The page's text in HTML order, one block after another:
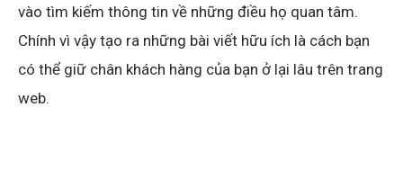
vào tìm kiếm thông tin về những điều họ quan tâm.
Chính vì vậy tạo ra những bài viết hữu ích là cách bạn
có thể giữ chân khách hàng của bạn ở lại lâu trên trang
web.